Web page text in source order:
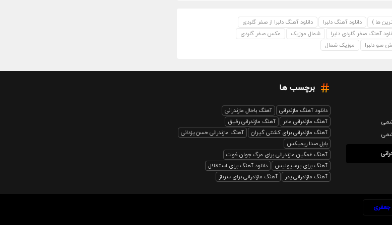
ها ) دانلود آهنگ دلبرا
دانلود آهنگ دلبرا از صفر گلردی
آهنگ صفر گلردی دلبرا شمال موزیک
عکس صفر گلردی
سو دلبرا موزیک شمال
برچسب ها
دانلود آهنگ مازندرانی
آهنگ باحال مازندرانی
آهنگ مازندرانی مادر
آهنگ مازندرانی رفیق
آهنگ مازندرانی برای کشتی گیران
آهنگ مازندرانی حسن یزدانی
بابل صدا ریمیکس
آهنگ غمگین مازندرانی برای مرگ جوان فوت
آهنگ برای پرسپولیس
دانلود آهنگ برای استقلال
آهنگ مازندرانی پدر
آهنگ مازندرانی برای سرباز
جعفری